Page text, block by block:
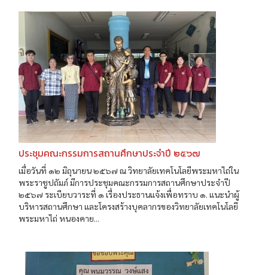
ประชุมคณะกรรมการสถานศึกษาประจำปี ๒๕๖๗
เมื่อวันที่ ๑๒ มิถุนายน ๒๕๖๗ ณ วิทยาลัยเทคโนโลยีพระมหาไถ่ใน
พระราชูปถัมภ์ มีการประชุมคณะกรรมการสถานศึกษาประจำปี
๒๕๖๗ ระเบียบวาระที่ ๑ เรื่องประธานแจ้งเพื่อทราบ ๑. แนะนำผู้
บริหารสถานศึกษา และโครงสร้างบุคลากรของวิทยาลัยเทคโนโลยี
พระมหาไถ่ หนองคาย...